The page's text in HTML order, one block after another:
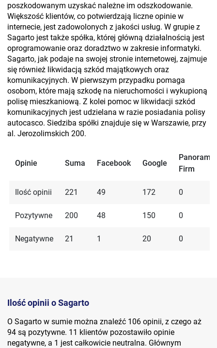
poszkodowanym uzyskać należne im odszkodowanie.
Większość klientów, co potwierdzają liczne opinie w
internecie, jest zadowolonych z jakości usług. W grupie z
Sagarto jest także spółka, której główną działalnością jest
oprogramowanie oraz doradztwo w zakresie informatyki.
Sagarto, jak podaje na swojej stronie internetowej, zajmuje
się również likwidacją szkód majątkowych oraz
komunikacyjnych. W pierwszym przypadku pomaga
osobom, które mają szkodę na nieruchomości i wykupioną
polisę mieszkaniową. Z kolei pomoc w likwidacji szkód
komunikacyjnych jest udzielana w razie posiadania polisy
autocasco. Siedziba spółki znajduje się w Warszawie, przy
al. Jerozolimskich 200.
Opinie Suma Facebook Google
Panorama
Firm
Ilość opinii 221 49 172 0
Pozytywne 200 48 150 0
Negatywne 21 1 20 0
Ilość opinii o Sagarto
O Sagarto w sumie można znaleźć 106 opinii, z czego aż
94 są pozytywne. 11 klientów pozostawiło opinie
negatywne, a 1 jest całkowicie neutralna. Głównym